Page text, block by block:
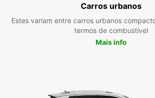
Carros urbanos
Estes variam entre carros urbanos
termos de combustível
Mais info